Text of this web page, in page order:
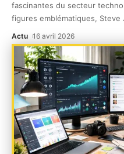
fascinantes du secteur
figures emblématiques, Steve
Actu 16 avril 2026